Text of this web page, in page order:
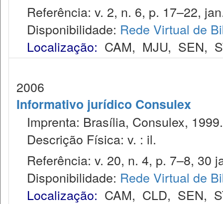
Referência: v. 2, n. 6, p. 17–22,
Disponibilidade: Rede Virtual de
Localização: CAM, MJU, SEN,
2006
Informativo jurídico Consulex
Imprenta: Brasília, Consulex, 1999.
Descrição Física: v. : il.
Referência: v. 20, n. 4, p. 7–8, 30
Disponibilidade: Rede Virtual de
Localização: CAM, CLD, SEN,